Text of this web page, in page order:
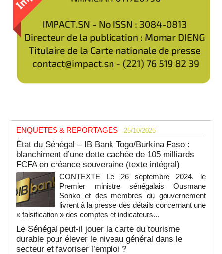
ENQUETES & REPORTAGES - 25/10/2025
État du Sénégal – IB Bank Togo/Burkina Faso :
blanchiment d’une dette cachée de 105 milliards
FCFA en créance souveraine (texte intégral)
CONTEXTE Le 26 septembre 2024, le
Premier ministre sénégalais Ousmane
Sonko et des membres du gouvernement
livrent à la presse des détails concernant une
« falsification » des comptes et indicateurs...
Le Sénégal peut-il jouer la carte du tourisme
durable pour élever le niveau général dans le
secteur et favoriser l’emploi ?